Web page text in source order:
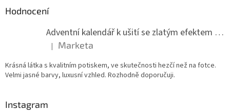
Hodnocení
Adventní kalendář k ušití se zlatým efektem 042Q
Hodnocení produktu je 5 z 5 hvězdiček.
| Marketa
Krásná látka s kvalitním potiskem, ve skutečnosti hezčí než na fotce.
Velmi jasné barvy, luxusní vzhled. Rozhodně doporučuji.
Instagram